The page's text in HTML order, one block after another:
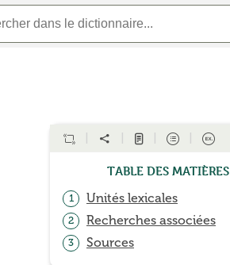
Table des matières
1 Unités lexicales
2 Recherches associées
3 Sources